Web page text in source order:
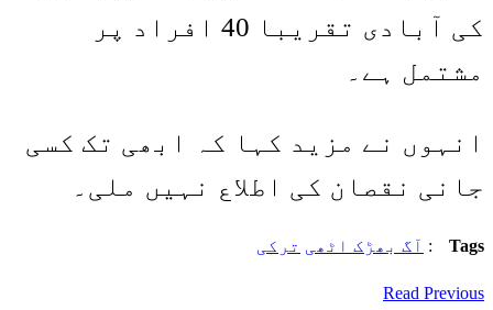
کی آبادی تقریبا 40 افراد پر
مشتمل ہے۔
انہوں نے مزید کہا کہ ابھی تک کسی
جانی نقصان کی اطلاع نہیں ملی۔
Tags
: آگ بھڑک اٹھی ترکی
Read Previous